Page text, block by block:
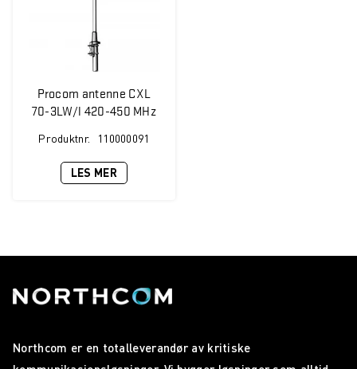
Procom antenne CXL
70-3LW/l 420-450 MHz
Produktnr. 110000091
LES MER
Northcom er en totalleverandør av kritiske